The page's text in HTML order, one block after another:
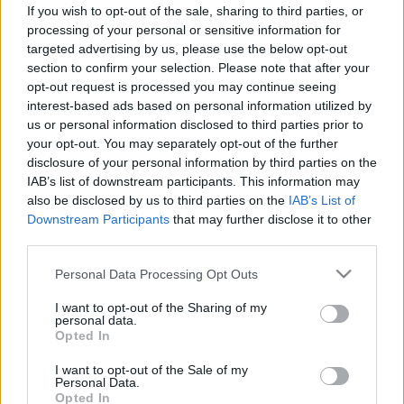
If you wish to opt-out of the sale, sharing to third parties, or
processing of your personal or sensitive information for
targeted advertising by us, please use the below opt-out
section to confirm your selection. Please note that after your
opt-out request is processed you may continue seeing
interest-based ads based on personal information utilized by
us or personal information disclosed to third parties prior to
your opt-out. You may separately opt-out of the further
disclosure of your personal information by third parties on the
IAB’s list of downstream participants. This information may
also be disclosed by us to third parties on the IAB’s List of
Downstream Participants that may further disclose it to other
Please note that this website/app uses one or more Google
not limited to your visit or usage behaviour. You may click to
grant or deny consent to Google and its third-party tags to
use your data for below specified purposes in below Google
consent section.
Personal Data Processing Opt Outs
I want to opt-out of the Sharing of my
personal data.
Opted In
I want to opt-out of the Sale of my
Personal Data.
Opted In